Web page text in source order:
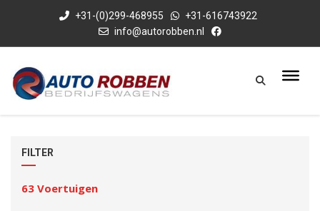
+31-(0)299-468955
+31-616743922
info@autorobben.nl
FILTER
63 Voertuigen